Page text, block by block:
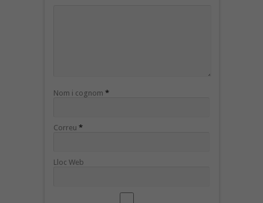
Nom i cognom *
Correu *
Lloc Web